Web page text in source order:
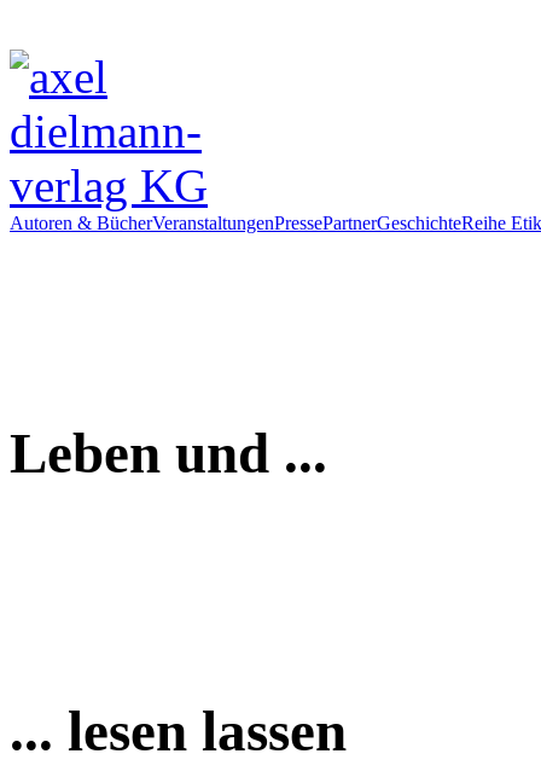
Autoren & BücherVeranstaltungenPressePartnerGeschichteReihe
Leben und ...
... lesen lassen